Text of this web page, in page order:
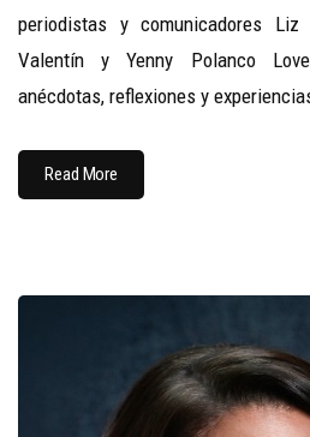
periodistas y comunicadores
Valentín y Yenny Polanco
anécdotas, reflexiones y
Read More